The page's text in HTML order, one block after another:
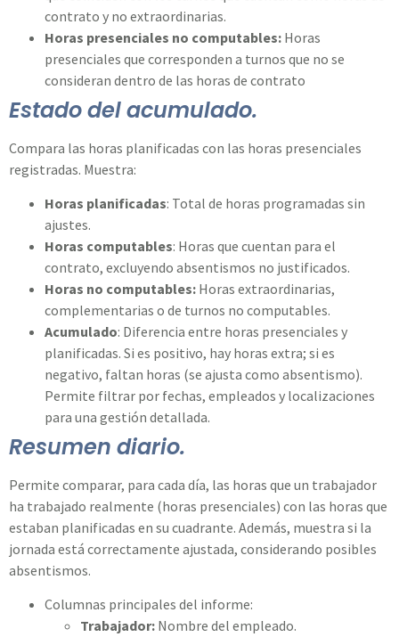
contrato y no extraordinarias.
Horas presenciales no computables: Horas
presenciales que corresponden a turnos que no se
consideran dentro de las horas de contrato
Estado del acumulado.
Compara las horas planificadas con las horas presenciales
registradas. Muestra:
Horas planificadas: Total de horas programadas sin
ajustes.
Horas computables: Horas que cuentan para el
contrato, excluyendo absentismos no justificados.
Horas no computables: Horas extraordinarias,
complementarias o de turnos no computables.
Acumulado: Diferencia entre horas presenciales y
planificadas. Si es positivo, hay horas extra; si es
negativo, faltan horas (se ajusta como absentismo).
Permite filtrar por fechas, empleados y localizaciones
para una gestión detallada.
Resumen diario.
Permite comparar, para cada día, las horas que un trabajador
ha trabajado realmente (horas presenciales) con las horas que
estaban planificadas en su cuadrante. Además, muestra si la
jornada está correctamente ajustada, considerando posibles
absentismos.
Columnas principales del informe:
Trabajador: Nombre del empleado.